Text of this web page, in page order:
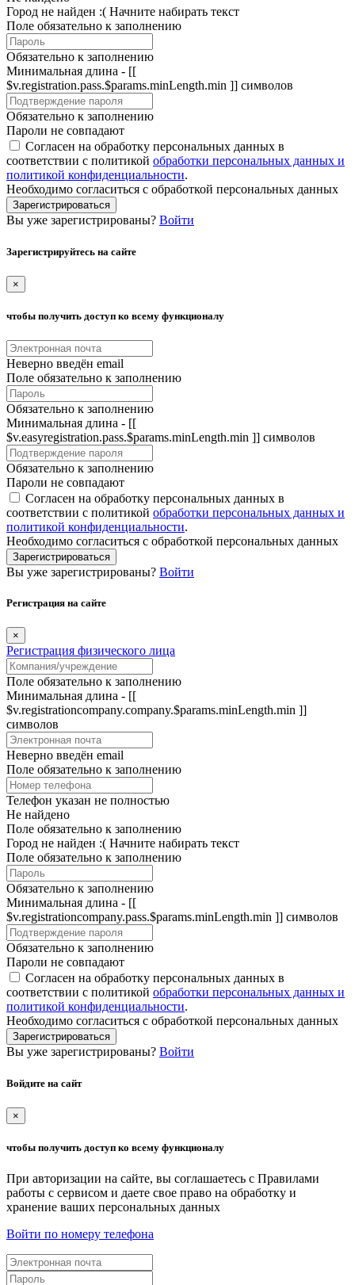
Город не найден :( Начните набирать текст
Поле обязательно к заполнению
Обязательно к заполнению
Минимальная длина - [[
$v.registration.pass.$params.minLength.min ]] символов
Обязательно к заполнению
Пароли не совпадают
Согласен на обработку персональных данных в
соответствии с политикой обработки персональных данных и
политикой конфиденциальности.
Необходимо согласиться с обработкой персональных данных
Зарегистрироваться
Вы уже зарегистрированы? Войти
Зарегистрируйтесь на сайте
×
чтобы получить доступ ко всему функционалу
Неверно введён email
Поле обязательно к заполнению
Обязательно к заполнению
Минимальная длина - [[
$v.easyregistration.pass.$params.minLength.min ]] символов
Обязательно к заполнению
Пароли не совпадают
Согласен на обработку персональных данных в
соответствии с политикой обработки персональных данных и
политикой конфиденциальности.
Необходимо согласиться с обработкой персональных данных
Зарегистрироваться
Вы уже зарегистрированы? Войти
Регистрация на сайте
×
Регистрация физического лица
Поле обязательно к заполнению
Минимальная длина - [[
$v.registrationcompany.company.$params.minLength.min ]]
символов
Неверно введён email
Поле обязательно к заполнению
Телефон указан не полностью
Не найдено
Поле обязательно к заполнению
Город не найден :( Начните набирать текст
Поле обязательно к заполнению
Обязательно к заполнению
Минимальная длина - [[
$v.registrationcompany.pass.$params.minLength.min ]] символов
Обязательно к заполнению
Пароли не совпадают
Согласен на обработку персональных данных в
соответствии с политикой обработки персональных данных и
политикой конфиденциальности.
Необходимо согласиться с обработкой персональных данных
Зарегистрироваться
Вы уже зарегистрированы? Войти
Войдите на сайт
×
чтобы получить доступ ко всему функционалу
При авторизации на сайте, вы соглашаетесь с Правилами
работы с сервисом и даете свое право на обработку и
хранение ваших персональных данных
Войти по номеру телефона